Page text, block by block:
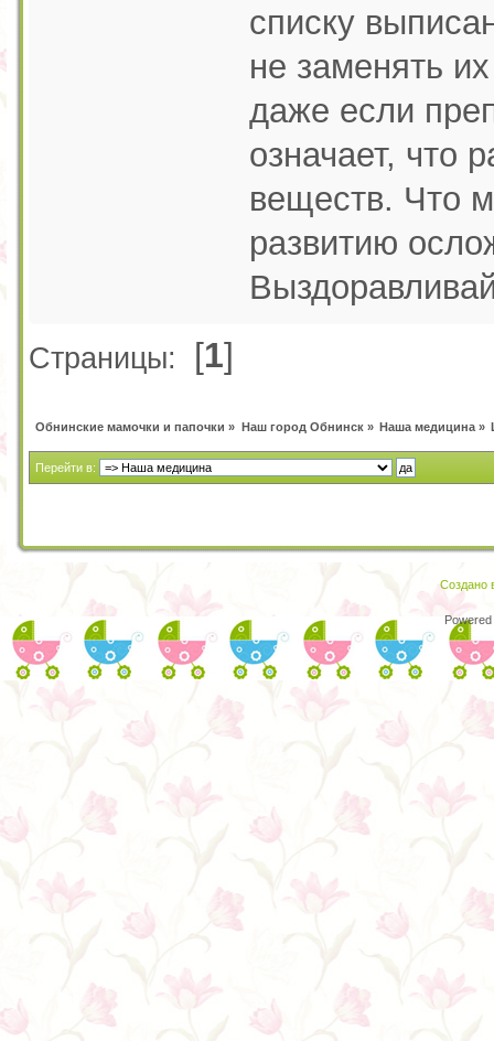
списку
не заменять
даже если
означает, что
веществ. Что
развитию
Страницы: [1]
Обнинские мамочки и папочки » Наш город Обнинск» Наша медицина»
Перейти в:
Создано